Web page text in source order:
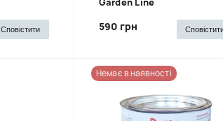
Сповістити 590 грн
Немає в наявності